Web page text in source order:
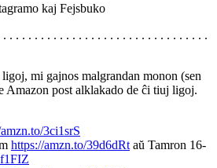
kaj Fejsbuko
. . . . . . . . . . . . . . . . . . . . . . . . . . . . . . . .
mi gajnos malgrandan monon (sen
Amazon post alklakado de ĉi tiuj ligoj.
3ci1srS
https://amzn.to/39d6dRt aŭ Tamron 16-